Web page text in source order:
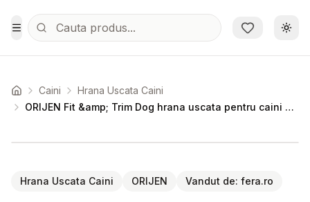
Sari la conținutul principal
Toggle Menu
Acasa Caini
Hrana Uscata Caini
ORIJEN Fit &amp; Trim Dog hrana uscata pentru caini supraponderali 22,8 kg (2 x 11,4 kg)
Hrana Uscata Caini ORIJEN Vandut de: fera.ro